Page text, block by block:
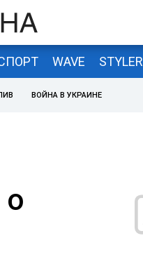
WAVE STYLER
ВОЙНА В УКРАИНЕ